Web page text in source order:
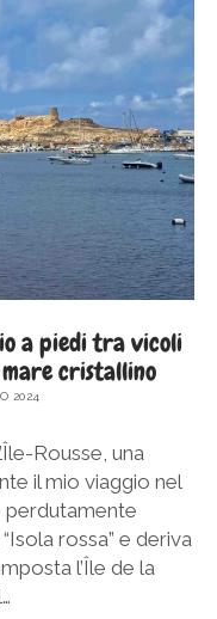
youtube
email
a piedi tra vicoli
cristallino
2024
Rousse, una
il mio viaggio nel
perdutamente
rossa” e deriva
l’Île de la